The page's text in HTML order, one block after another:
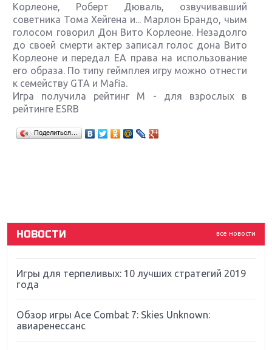
Корлеоне, Роберт Дюваль, озвучивавший
советника Тома Хейгена и... Марлон Брандо, чьим
голосом говорил Дон Вито Корлеоне. Незадолго
до своей смерти актер записал голос дона Вито
Корлеоне и передал ЕА права на использование
его образа. По типу геймплея игру можно отнести
к семейству GTA и Mafia.
Игра получила рейтинг M - для взрослых в
рейтинге ESRB
Поделиться…
все новости
НОВОСТИ
Крупнейшие релизы мая: Nintendo, Microsoft и
Sony
Far Cry 5: хвалить нельзя ругать
Игры для терпеливых: 10 лучших стратегий 2019
года
Обзор игры Ace Combat 7: Skies Unknown:
авиаренессанс